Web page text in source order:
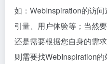
如：WebInspiration的访
引量、用户体验等；当然
还是需要根据您自身的需
则需要找WebInspiration